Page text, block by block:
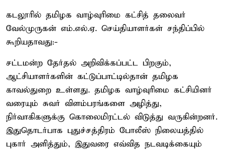
கடலூரில் தமிழக வாழ்வுரிமை கட்சித் தலைவர்
வேல்முருகன் எம்.எல்.ஏ. செய்தியாளர்கள் சந்திப்பில்
கூறியதாவது:-
சட்டமன்ற தேர்தல் அறிவிக்கப்பட்ட பிறகும்,
ஆட்சியாளர்களின் கட்டுப்பாட்டில்தான் தமிழக
காவல்துறை உள்ளது. தமிழக வாழ்வுரிமை கட்சியினர்
வரையும் சுவர் விளம்பரங்களை அழித்து,
நிர்வாகிகளுக்கு கொலைமிரட்டல் விடுத்து வருகின்றனர்.
இதுதொடர்பாக புதுச்சத்திரம் போலீஸ் நிலையத்தில்
புகார் அளித்தும், இதுவரை எவ்வித நடவடிக்கையும்